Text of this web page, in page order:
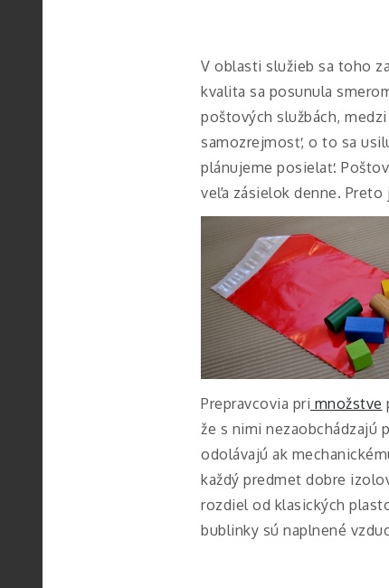
V oblasti služieb sa toho
kvalita sa posunula
poštových službách,
samozrejmosť, o to sa
plánujeme posielať.
veľa zásielok denne.
Prepravcovia pri množstve
že s nimi nezaobchádzajú
odolávajú ak
každý predmet dobre
rozdiel od klasických
bublinky sú naplnené